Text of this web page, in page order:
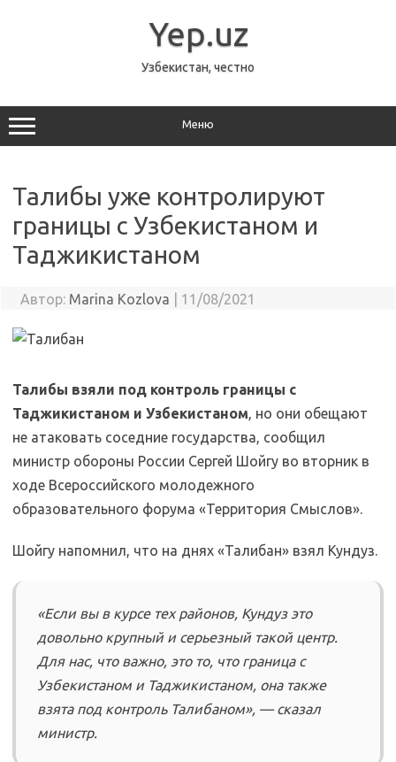
Yep.uz
Узбекистан, честно
Меню
Талибы уже контролируют
границы с Узбекистаном и
Таджикистаном
Автор: Marina Kozlova 11/08/2021
Талибы взяли под контроль границы с
Таджикистаном и Узбекистаном, но они обещают
не атаковать соседние государства, сообщил
министр обороны России Сергей Шойгу во вторник в
ходе Всероссийского молодежного
образовательного форума «Территория Смыслов».
Шойгу напомнил, что на днях «Талибан» взял Кундуз.
«Если вы в курсе тех районов, Кундуз это
довольно крупный и серьезный такой центр.
Для нас, что важно, это то, что граница с
Узбекистаном и Таджикистаном, она также
взята под контроль Талибаном», — сказал
министр.